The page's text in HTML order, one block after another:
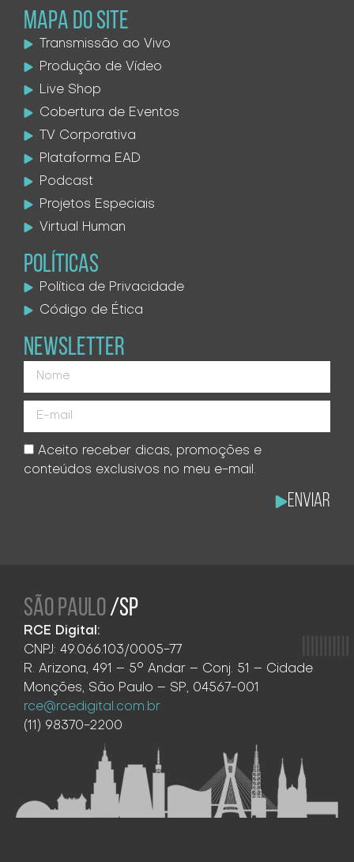
MAPA DO SITE
Transmissão ao Vivo
Produção de Vídeo
Live Shop
Cobertura de Eventos
TV Corporativa
Plataforma EAD
Podcast
Projetos Especiais
Virtual Human
POLÍTICAS
Política de Privacidade
Código de Ética
NEWSLETTER
Aceito receber dicas, promoções e
conteúdos exclusivos no meu e-mail.
Enviar
SÃO PAULO/SP
RCE Digital:
CNPJ: 49.066.103/0005-77
R. Arizona, 491 – 5° Andar – Conj. 51 – Cidade
Monções, São Paulo – SP, 04567-001
rce@rcedigital.com.br
(11) 98370-2200